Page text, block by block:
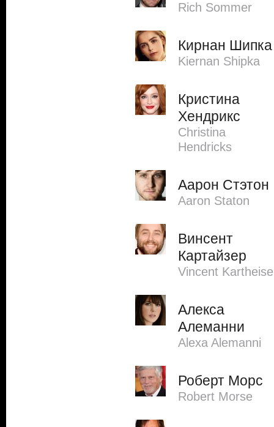
Rich Sommer
Кирнан Шипка
Kiernan Shipka
Кристина
Хендрикс
Christina
Hendricks
Аарон Стэтон
Aaron Staton
Винсент
Картайзер
Vincent
Алекса
Алеманни
Alexa Alemanni
Роберт Морс
Robert Morse